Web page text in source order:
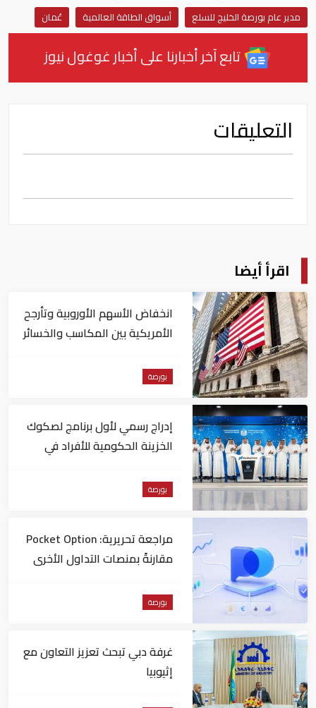
مدير عام بورصة الخليج للسلع
أسواق الطاقة العالمية عُمان
تابع آخر أخبارنا على أخبار غوغول نيوز
التعليقات
اقرأ أيضا
انخفاض الأسهم الأوروبية وتأرجح
الأمريكية بين المكاسب والخسائر
بورصة
إدراج رسمي لأول برنامج لصكوك
الخزينة الحكومية للأفراد في
بورصة
مراجعة تحريرية: Pocket Option
مقارنةً بمنصات التداول الأخرى
بورصة
غرفة دبي تبحث تعزيز التعاون مع
إثيوبيا